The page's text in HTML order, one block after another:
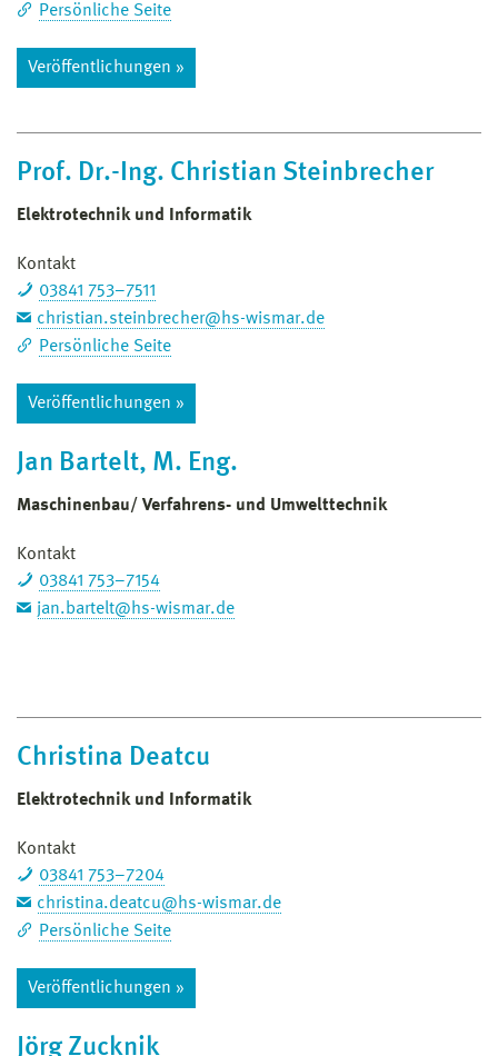
Persönliche Seite
Veröffentlichungen »
Prof. Dr.-Ing. Christian Steinbrecher
Elektrotechnik und Informatik
Kontakt
03841 753–7511
christian.steinbrecher@hs-wismar.de
Persönliche Seite
Veröffentlichungen »
Jan Bartelt, M. Eng.
Maschinenbau/ Verfahrens- und Umwelttechnik
Kontakt
03841 753–7154
jan.bartelt@hs-wismar.de
Christina Deatcu
Elektrotechnik und Informatik
Kontakt
03841 753–7204
christina.deatcu@hs-wismar.de
Persönliche Seite
Veröffentlichungen »
Jörg Zucknik